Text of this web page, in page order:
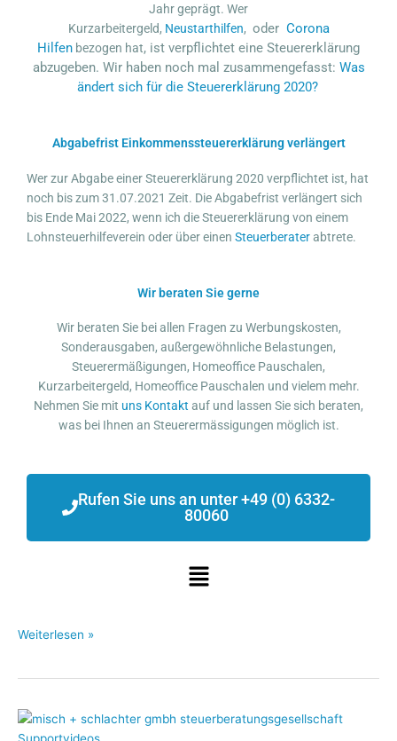
Jahr geprägt. Wer
Kurzarbeitergeld, Neustarthilfen, oder Corona
Hilfen bezogen hat, ist verpflichtet eine Steuererklärung
abzugeben. Wir haben noch mal zusammengefasst: Was
ändert sich für die Steuererklärung 2020?
Abgabefrist Einkommenssteuererklärung verlängert
Wer zur Abgabe einer Steuererklärung 2020 verpflichtet ist, hat
noch bis zum 31.07.2021 Zeit. Die Abgabefrist verlängert sich
bis Ende Mai 2022, wenn ich die Steuererklärung von einem
Lohnsteuerhilfeverein oder über einen Steuerberaterabtrete.
Wir beraten Sie gerne
Wir beraten Sie bei allen Fragen zu Werbungskosten,
Sonderausgaben, außergewöhnliche Belastungen,
Steuerermäßigungen, Homeoffice Pauschalen,
Kurzarbeitergeld, Homeoffice Pauschalen und vielem mehr.
Nehmen Sie mit uns Kontakt auf und lassen Sie sich beraten,
was bei Ihnen an Steuerermässigungen möglich ist.
Rufen Sie uns an unter +49 (0) 6332-
80060
Menü
Weiterlesen »
Steuerliche
Hilfsmaßnahmen